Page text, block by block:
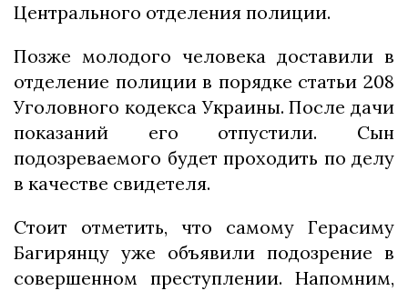
Центрального отделения полиции.
Позже молодого человека доставили в
отделение полиции в порядке статьи 208
Уголовного кодекса Украины. После дачи
показаний его отпустили. Сын
подозреваемого будет проходить по делу
в качестве свидетеля.
Стоит отметить, что самому Герасиму
Багирянцу уже объявили подозрение в
совершенном преступлении. Напомним,